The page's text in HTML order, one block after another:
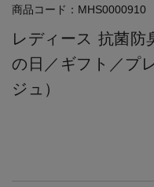
商品コード： MHS0000910
レディース 抗菌防
の日／ギフト／プ
ジュ）